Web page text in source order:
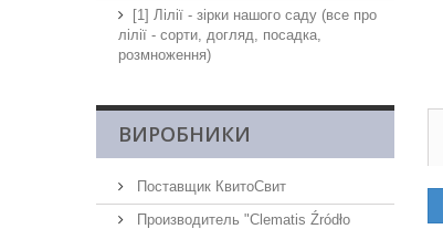
[1] Лілії - зірки нашого саду (все про
лілії - сорти, догляд, посадка,
розмноження)
ВИРОБНИКИ
Поставщик КвитоСвит
Производитель "Clematis Źródło